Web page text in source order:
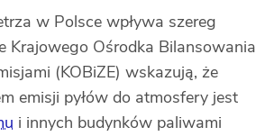
w Polsce wpływa szereg
Krajowego Ośrodka Bilansowania
(KOBiZE) wskazują, że
emisji pyłów do atmosfery jest
i innych budynków paliwami